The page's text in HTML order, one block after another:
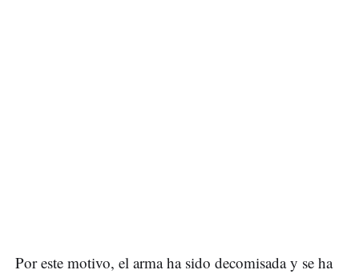
Por este motivo, el arma ha sido decomisada y se ha